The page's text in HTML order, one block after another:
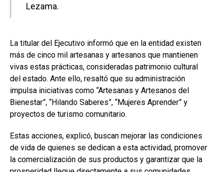
Lezama.
La titular del Ejecutivo informó que en la entidad existen
más de cinco mil artesanas y artesanos que mantienen
vivas estas prácticas, consideradas patrimonio cultural
del estado. Ante ello, resaltó que su administración
impulsa iniciativas como “Artesanas y Artesanos del
Bienestar”, “Hilando Saberes”, “Mujeres Aprender” y
proyectos de turismo comunitario.
Estas acciones, explicó, buscan mejorar las condiciones
de vida de quienes se dedican a esta actividad, promover
la comercialización de sus productos y garantizar que la